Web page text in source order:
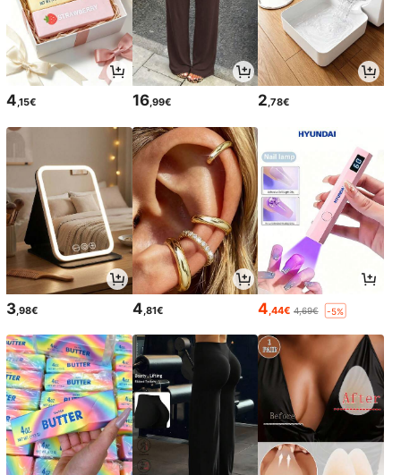
4,15€ 16,99€ 2,78€
3 ,98€ 4 ,81€ 4 ,44€ 4,69€ -5%